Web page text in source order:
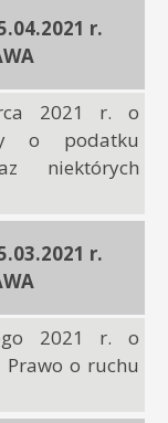
r.
2021 r. o
o podatku
niektórych
r.
2021 r. o
o ruchu